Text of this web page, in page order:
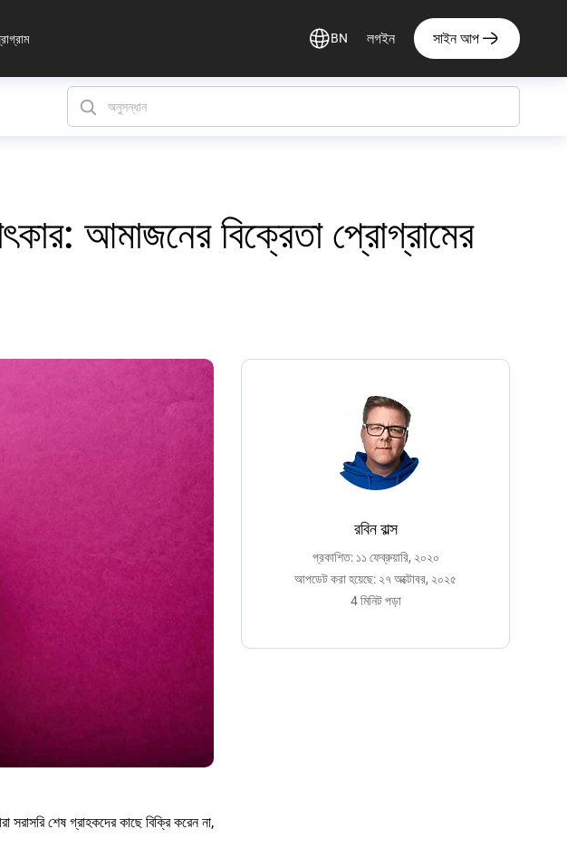
BN লগইন সাইন আপ
আমাজনের বিক্রেতা প্রোগ্রামের
রবিন বাল্স
প্রকাশিত: ১১ ফেব্রুয়ারি, ২০২০
আপডেট করা হয়েছে: ২৭ অক্টোবর, ২০২৫
4 মিনিট পড়া
সরাসরি শেষ গ্রাহকদের কাছে বিক্রি করেন না,